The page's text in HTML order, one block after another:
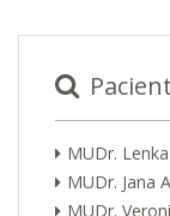
MUDr.
MUDr. Jana
MUDr.